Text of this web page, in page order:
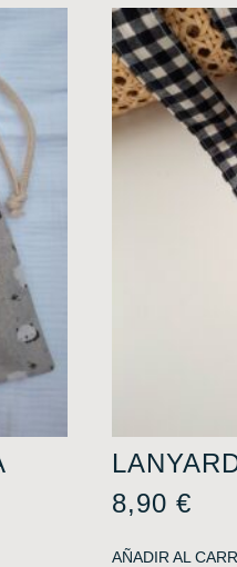
8,90 €
AÑADIR AL